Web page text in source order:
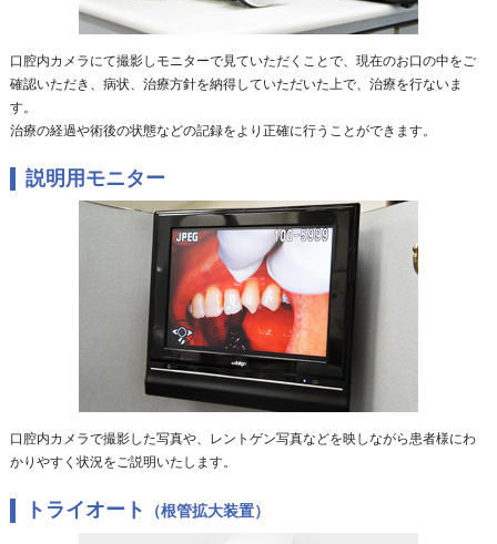
口腔内カメラにて撮影しモニターで見ていただくことで、現在のお口の中をご
確認いただき、病状、治療方針を納得していただいた上で、治療を行ないま
す。
治療の経過や術後の状態などの記録をより正確に行うことができます。
説明用モニター
口腔内カメラで撮影した写真や、レントゲン写真などを映しながら患者様にわ
かりやすく状況をご説明いたします。
トライオート （根管拡大装置）